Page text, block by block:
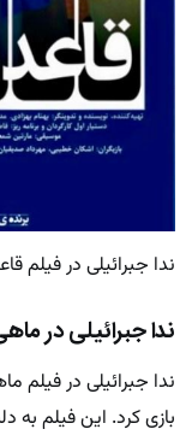
ندا جبرائیلی در فیلم
ندا جبرائیلی در
ندا جبرائیلی در فیلم
بازی کرد. این فیلم به